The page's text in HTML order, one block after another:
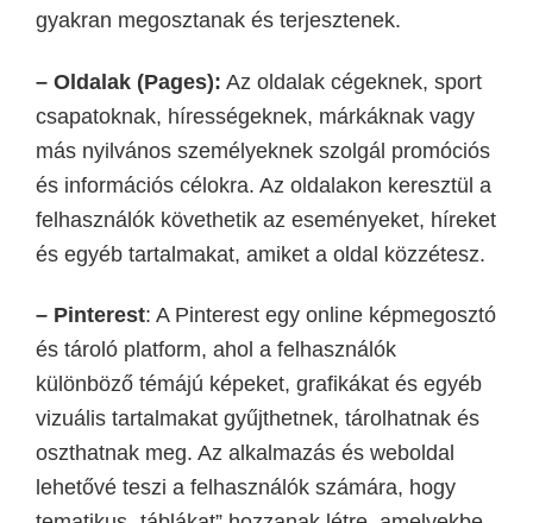
gyakran megosztanak és terjesztenek.
– Oldalak (Pages): Az oldalak cégeknek, sport
csapatoknak, hírességeknek, márkáknak vagy
más nyilvános személyeknek szolgál promóciós
és információs célokra. Az oldalakon keresztül a
felhasználók követhetik az eseményeket, híreket
és egyéb tartalmakat, amiket a oldal közzétesz.
– Pinterest: A Pinterest egy online képmegosztó
és tároló platform, ahol a felhasználók
különböző témájú képeket, grafikákat és egyéb
vizuális tartalmakat gyűjthetnek, tárolhatnak és
oszthatnak meg. Az alkalmazás és weboldal
lehetővé teszi a felhasználók számára, hogy